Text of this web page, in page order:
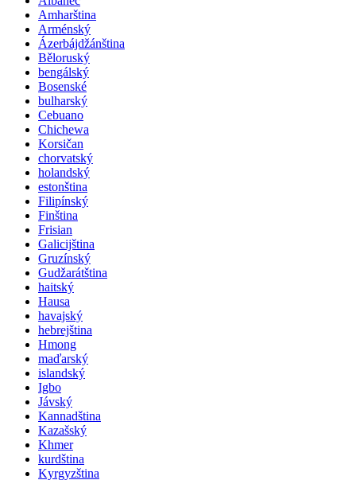
Amharština
Arménský
Ázerbájdžánština
Běloruský
bengálský
Bosenské
bulharský
Cebuano
Chichewa
Korsičan
chorvatský
holandský
estonština
Filipínský
Finština
Frisian
Galicijština
Gruzínský
Gudžarátština
haitský
Hausa
havajský
hebrejština
Hmong
maďarský
islandský
Igbo
Jávský
Kannadština
Kazašský
Khmer
kurdština
Kyrgyzština